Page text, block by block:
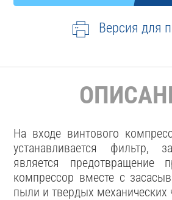
Версия для
На входе винтового
устанавливается фильтр,
является предотвращение
компрессор вместе с
пыли и твердых механических